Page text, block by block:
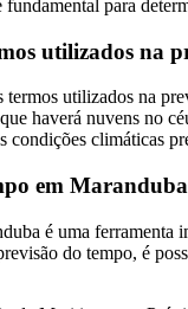
fundamental para
utilizados na
termos utilizados na
haverá nuvens no
condições climáticas
em
é uma ferramenta
do tempo, é